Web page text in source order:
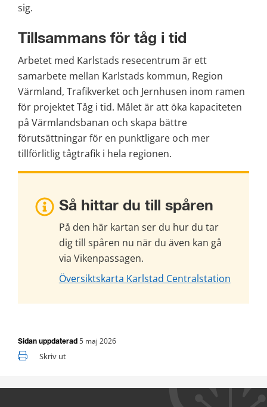
sig.
Tillsammans för tåg i tid
Arbetet med Karlstads resecentrum är ett
samarbete mellan Karlstads kommun, Region
Värmland, Trafikverket och Jernhusen inom ramen
för projektet Tåg i tid. Målet är att öka kapaciteten
på Värmlandsbanan och skapa bättre
förutsättningar för en punktligare och mer
tillförlitlig tågtrafik i hela regionen.
Så hittar du till spåren
På den här kartan ser du hur du tar
dig till spåren nu när du även kan gå
via Vikenpassagen.
Översiktskarta Karlstad Centralstation
Sidan uppdaterad 5 maj 2026
Skriv ut